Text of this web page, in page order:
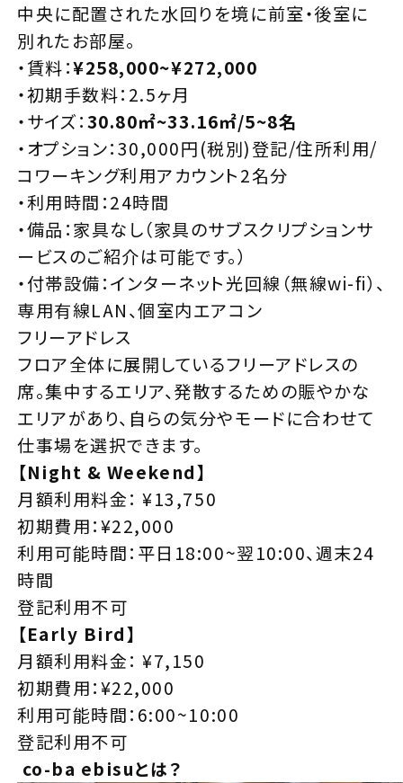
中央に配置された水回りを境に前室・後室に
別れたお部屋。
・賃料：¥258,000~¥272,000
・初期手数料：2.5ヶ月
・サイズ：30.80㎡~33.16㎡/5~8名
・オプション：30,000円(税別)登記/住所利用/
コワーキング利用アカウント2名分
・利用時間：24時間
・備品：家具なし（家具のサブスクリプションサ
ービスのご紹介は可能です。）
・付帯設備：インターネット光回線（無線wi-fi）、
専用有線LAN、個室内エアコン
フリーアドレス
フロア全体に展開しているフリーアドレスの
席。集中するエリア、発散するための賑やかな
エリアがあり、自らの気分やモードに合わせて
仕事場を選択できます。
【Night & Weekend】
月額利用料金： ¥13,750
初期費用：¥22,000
利用可能時間：平日18:00~翌10:00、週末24
時間
登記利用不可
【Early Bird】
月額利用料金： ¥7,150
初期費用：¥22,000
利用可能時間：6:00~10:00
登記利用不可
co-ba ebisuとは？